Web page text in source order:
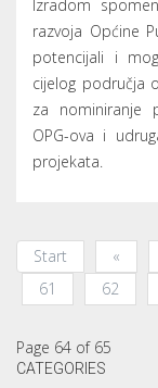
Izradom
razvoja Općine
potencijali i
cijelog područja
za nominiranje
OPG-ova i
projekata.
Start «
61
62
Page 64 of 65
CATEGORIES